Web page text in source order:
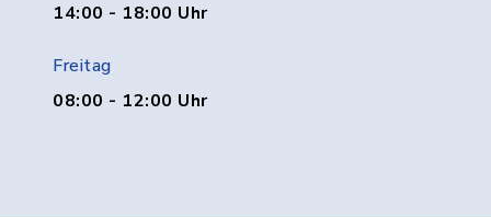
14:00 - 18:00 Uhr
Freitag
08:00 - 12:00 Uhr